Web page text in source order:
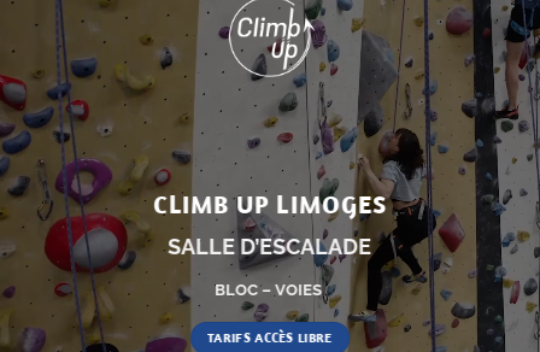
CLIMB UP LIMOGES
SALLE D’ESCALADE
BLOC – VOIES
TARIFS ACCÈS LIBRE